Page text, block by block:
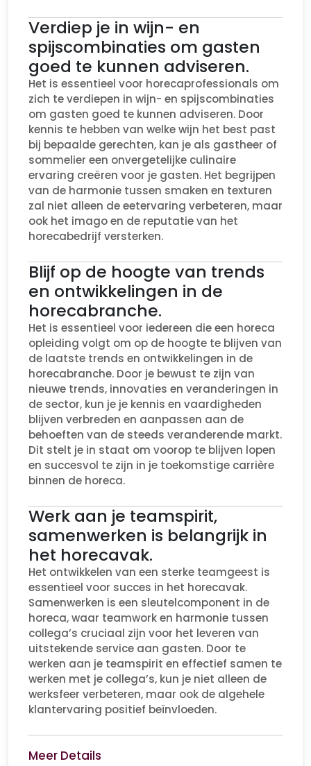
Verdiep je in wijn- en
spijscombinaties om gasten
goed te kunnen adviseren.
Het is essentieel voor horecaprofessionals om
zich te verdiepen in wijn- en spijscombinaties
om gasten goed te kunnen adviseren. Door
kennis te hebben van welke wijn het best past
bij bepaalde gerechten, kan je als gastheer of
sommelier een onvergetelijke culinaire
ervaring creëren voor je gasten. Het begrijpen
van de harmonie tussen smaken en texturen
zal niet alleen de eetervaring verbeteren, maar
ook het imago en de reputatie van het
horecabedrijf versterken.
Blijf op de hoogte van trends
en ontwikkelingen in de
horecabranche.
Het is essentieel voor iedereen die een horeca
opleiding volgt om op de hoogte te blijven van
de laatste trends en ontwikkelingen in de
horecabranche. Door je bewust te zijn van
nieuwe trends, innovaties en veranderingen in
de sector, kun je je kennis en vaardigheden
blijven verbreden en aanpassen aan de
behoeften van de steeds veranderende markt.
Dit stelt je in staat om voorop te blijven lopen
en succesvol te zijn in je toekomstige carrière
binnen de horeca.
Werk aan je teamspirit,
samenwerken is belangrijk in
het horecavak.
Het ontwikkelen van een sterke teamgeest is
essentieel voor succes in het horecavak.
Samenwerken is een sleutelcomponent in de
horeca, waar teamwork en harmonie tussen
collega’s cruciaal zijn voor het leveren van
uitstekende service aan gasten. Door te
werken aan je teamspirit en effectief samen te
werken met je collega’s, kun je niet alleen de
werksfeer verbeteren, maar ook de algehele
klantervaring positief beïnvloeden.
Meer Details